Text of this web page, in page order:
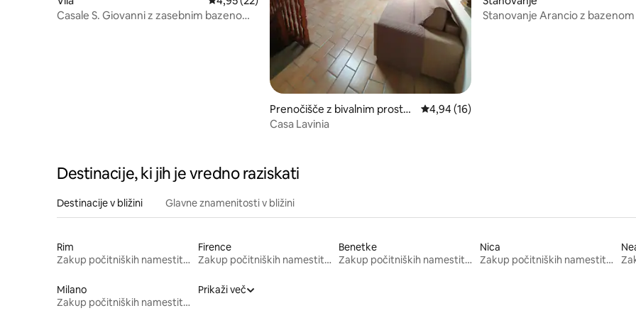
Casale S. Giovanni z zasebnim bazenom
Prenočišče z bivalnim prostor
om
Povprečna ocena: 4,94 od 5, št. mnenj: 16
4,94 (16)
Casa Lavinia
Stanovanje Arancio z bazenom
Destinacije, ki jih je vredno raziskati
Destinacije v bližini Glavne znamenitosti v bližini
Rim
Zakup počitniških namestitev
Firence
Zakup počitniških namestitev
Benetke
Zakup počitniških namestitev
Nica
Zakup počitniških namestitev
Milano
Zakup počitniških namestitev
Prikaži več